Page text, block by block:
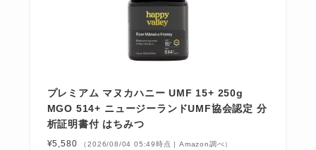
プレミアム マヌカハニー UMF 15+ 250g
MGO 514+ ニュージーランドUMF協会認定 分
析証明書付 はちみつ
¥5,580 （2026/08/04 05:49時点 | Amazon調べ）